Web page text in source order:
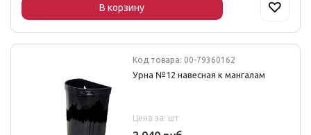
В корзину
Код товара: 00-79360162
Урна №12 навесная к мангалам
Цена за: шт